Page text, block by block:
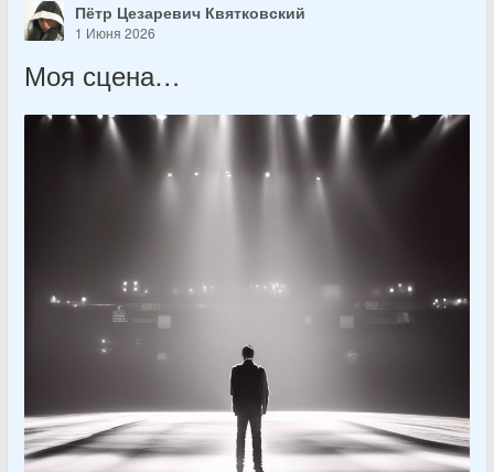
Пётр Цезаревич Квятковский
1 Июня 2026
Моя сцена…